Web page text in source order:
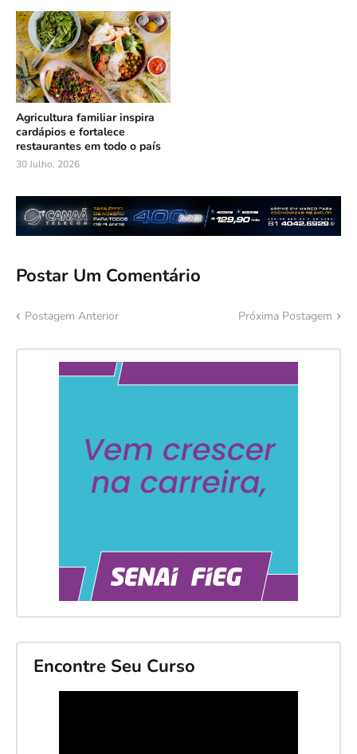
Agricultura familiar inspira
cardápios e fortalece
restaurantes em todo o país
30 Julho, 2026
Postar Um Comentário
Postagem Anterior Próxima Postagem
Encontre Seu Curso